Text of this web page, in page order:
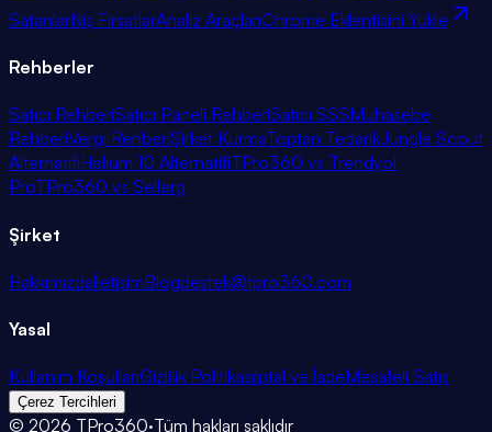
SatanlarNiş FırsatlarAnaliz AraçlarıChrome Eklentisini Yükle
Rehberler
Satıcı RehberiSatıcı Paneli RehberiSatıcı SSSMuhasebe
RehberiVergi RehberiŞirket KurmaToptan TedarikJungle Scout
AlternatifiHelium 10 AlternatifiTPro360 vs Trendyol
ProTPro360 vs Sellerg
Şirket
HakkımızdaİletişimBlogdestek@tpro360.com
Yasal
Kullanım KoşullarıGizlilik Politikasıİptal ve İadeMesafeli Satış
Çerez Tercihleri
© 2026 TPro360·Tüm hakları saklıdır